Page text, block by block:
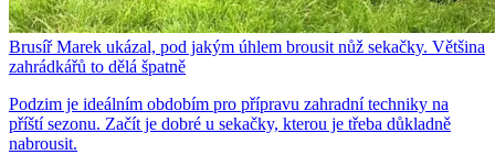
Brusíř Marek ukázal, pod jakým úhlem brousit nůž sekačky. Většina
zahrádkářů to dělá špatně
Podzim je ideálním obdobím pro přípravu zahradní techniky na
příští sezonu. Začít je dobré u sekačky, kterou je třeba důkladně
nabrousit.